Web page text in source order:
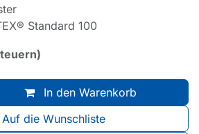
Standard 100
In den Warenkorb
Auf die Wunschliste